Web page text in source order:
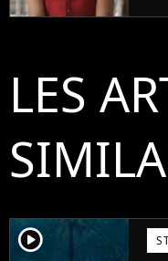
LES
player2